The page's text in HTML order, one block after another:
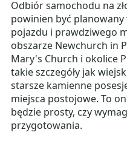
Odbiór samochodu na
powinien być
pojazdu i prawdziwego
obszarze Newchurch in
Mary's Church i okolice
takie szczegóły jak
starsze kamienne
miejsca postojowe. To
będzie prosty, czy
przygotowania.